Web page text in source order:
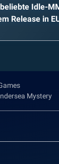
Idle-
Release in
Mystery